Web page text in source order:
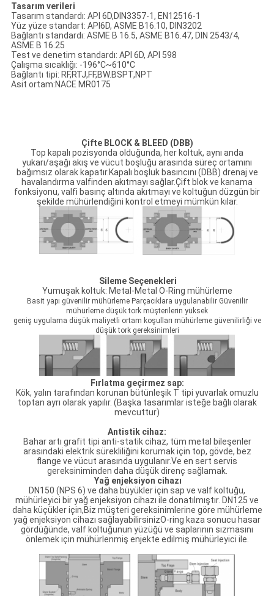
Tasarım verileri
Tasarım standardı: API 6D,DIN3357-1, EN12516-1
Yüz yüze standart: API6D, ASME B16.10, DIN3202
Bağlantı standardı: ASME B 16.5, ASME B16.47, DIN 2543/4,
ASME B 16.25
Test ve denetim standardı: API 6D, API 598
Çalışma sıcaklığı: -196°C~610°C
Bağlantı tipi: RF,RTJ,FF,BW.BSPT,NPT
Asit ortam:NACE MR0175
Çifte BLOCK & BLEED (DBB)
Top kapalı pozisyonda olduğunda, her koltuk, aynı anda
yukarı/aşağı akış ve vücut boşluğu arasında süreç ortamını
bağımsız olarak kapatır.Kapalı boşluk basıncını (DBB) drenaj ve
havalandırma valfinden akıtmayı sağlar.Çift blok ve kanama
fonksiyonu, valfi basınç altında akıtmayı ve koltuğun düzgün bir
şekilde mühürlendiğini kontrol etmeyi mümkün kılar.
Sileme Seçenekleri
Yumuşak koltuk: Metal-Metal O-Ring mühürleme
Basit yapı güvenilir mühürleme Parçacıklara uygulanabilir Güvenilir
mühürleme düşük tork müşterilerin yüksek
geniş uygulama düşük maliyetli ortam koşulları mühürleme güvenilirliği ve
düşük tork gereksinimleri
Fırlatma geçirmez sap:
Kök, yalın tarafından korunan bütünleşik T tipi yuvarlak omuzlu
toptan ayrı olarak yapılır. (Başka tasarımlar isteğe bağlı olarak
mevcuttur)
Antistik cihaz:
Bahar artı grafit tipi anti-statik cihaz, tüm metal bileşenler
arasındaki elektrik sürekliliğini korumak için top, gövde, bez
flange ve vücut arasında uygulanır.Ve en sert servis
gereksiniminden daha düşük direnç sağlamak.
Yağ enjeksiyon cihazı
DN150 (NPS 6) ve daha büyükler için sap ve valf koltuğu,
mühürleyici bir yağ enjeksiyon cihazı ile donatılmıştır. DN125 ve
daha küçükler için,Biz müşteri gereksinimlerine göre mühürleme
yağ enjeksiyon cihazı sağlayabilirsinizO-ring kaza sonucu hasar
gördüğünde, valf koltuğunun yüzüğü ve saplarının sızmasını
önlemek için mühürlenmiş enjekte edilmiş mühürleyici ile.